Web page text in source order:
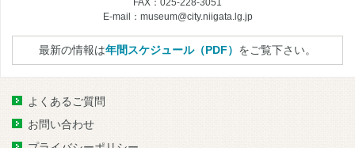
E-mail：museum@city.niigata.lg.jp
最新の情報は年間スケジュール（PDF） をご覧下さい。
よくあるご質問
お問い合わせ